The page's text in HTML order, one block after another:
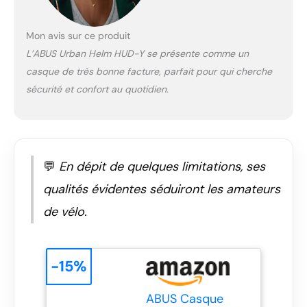
ou rabattue vers le
haut. POUR LES TÊTES
: le système de
place pour une tresse.
BOUCLE MAGNÉTIQUE
: la boucle de ceinture
seule main. DÉTAILS
DE PRODUITS :
Casque de ville
unisexe pour adultes,
y compris système de
Mon avis sur ce produit
L’ABUS Urban Helm HUD-Y se présente comme un
casque de très bonne facture, parfait pour qui cherche
sécurité et confort au quotidien.
💬 En dépit de quelques limitations, ses
qualités évidentes séduiront les amateurs
de vélo.
ABUS Casque
-15%